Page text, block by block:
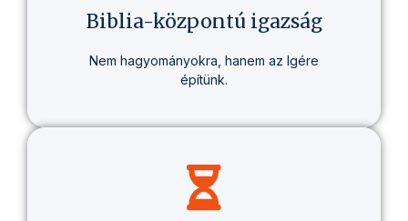
Biblia-központú igazság
Nem hagyományokra, hanem az Igére
építünk.
Minden tanításunk alapja a Biblia – tisztán,
következetesen, személyesen érthetően.